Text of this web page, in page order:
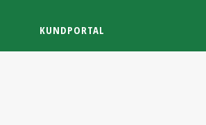
KUNDPORTAL